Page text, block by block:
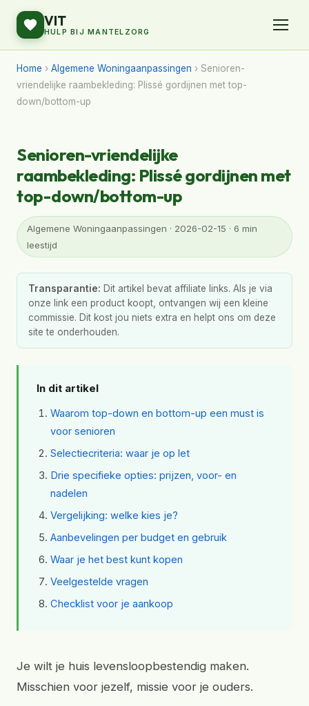
VIT
HULP BIJ MANTELZORG
Home › Algemene Woningaanpassingen › Senioren-
vriendelijke raambekleding: Plissé gordijnen met top-
down/bottom-up
Senioren-vriendelijke
raambekleding: Plissé gordijnen met
top-down/bottom-up
Algemene Woningaanpassingen · 2026-02-15 · 6 min
leestijd
Transparantie: Dit artikel bevat affiliate links. Als je via
onze link een product koopt, ontvangen wij een kleine
commissie. Dit kost jou niets extra en helpt ons om deze
site te onderhouden.
In dit artikel
Waarom top-down en bottom-up een must is
voor senioren
Selectiecriteria: waar je op let
Drie specifieke opties: prijzen, voor- en
nadelen
Vergelijking: welke kies je?
Aanbevelingen per budget en gebruik
Waar je het best kunt kopen
Veelgestelde vragen
Checklist voor je aankoop
Je wilt je huis levensloopbestendig maken.
Misschien voor jezelf, missie voor je ouders.